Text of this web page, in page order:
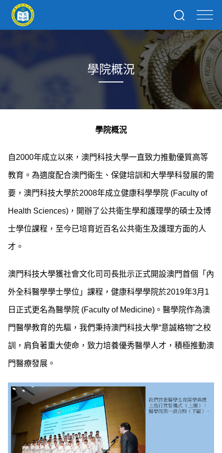
學院概況
學院概況
自2000年成立以來，澳門科技大學一直致力推動優質高等
教育。為適度配合澳門衛生、保健培訓和大學學科發展的需
要，澳門科技大學於2008年成立健康科學學院 (Faculty of
Health Sciences)，開辦了公共衛生學和護理學的碩士及博
士學位課程，至今已培育近百名公共衛生及護理方面的人
才。
澳門科技大學獲社會文化司司長批示正式開設澳門首個「內
外全科醫學學士學位」課程，健康科學學院於2019年3月1
日正式更名為醫學院 (Faculty of Medicine)。醫學院作為澳
門醫學教育的先驅，我們秉持澳門科技大學“意誠格物”之校
訓，肩負著重大使命，致力培養優秀醫學人才，積極推動澳
門醫療發展。